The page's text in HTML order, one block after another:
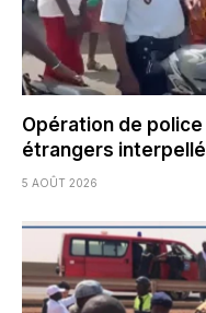
Opération de
étrangers
5 AOÛT 2026